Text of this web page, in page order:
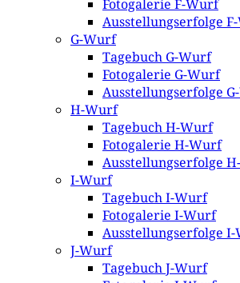
Fotogalerie F-Wurf
Ausstellungserfolge
G-Wurf
Tagebuch G-Wurf
Fotogalerie G-Wurf
Ausstellungserfolge
H-Wurf
Tagebuch H-Wurf
Fotogalerie H-Wurf
Ausstellungserfolge
I-Wurf
Tagebuch I-Wurf
Fotogalerie I-Wurf
Ausstellungserfolge
J-Wurf
Tagebuch J-Wurf